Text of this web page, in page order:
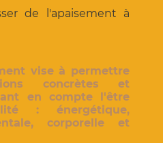
de l'apaisement à
vise à permettre
concrètes et
en compte l'être
: énergétique,
corporelle et